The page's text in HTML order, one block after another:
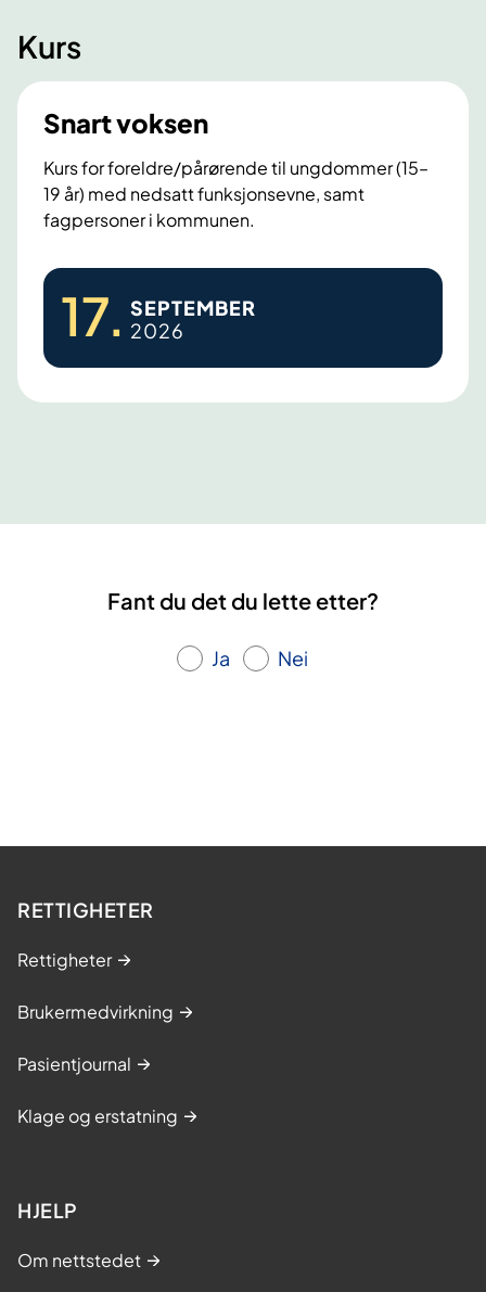
Kurs
Snart voksen
Kurs for foreldre/pårørende til ungdommer (15–
19 år) med nedsatt funksjonsevne, samt
fagpersoner i kommunen.
S
r
t
17. SEPTEMBER
2026
Fant du det du lette etter?
Ja Nei
RETTIGHETER
Rettigheter
Brukermedvirkning
Pasientjournal
Klage og erstatning
HJELP
Om nettstedet